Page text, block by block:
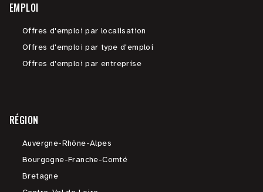
EMPLOI
Offres d'emploi par localisation
Offres d'emploi par type d'emploi
Offres d'emploi par entreprise
RÉGION
Auvergne-Rhône-Alpes
Bourgogne-Franche-Comté
Bretagne